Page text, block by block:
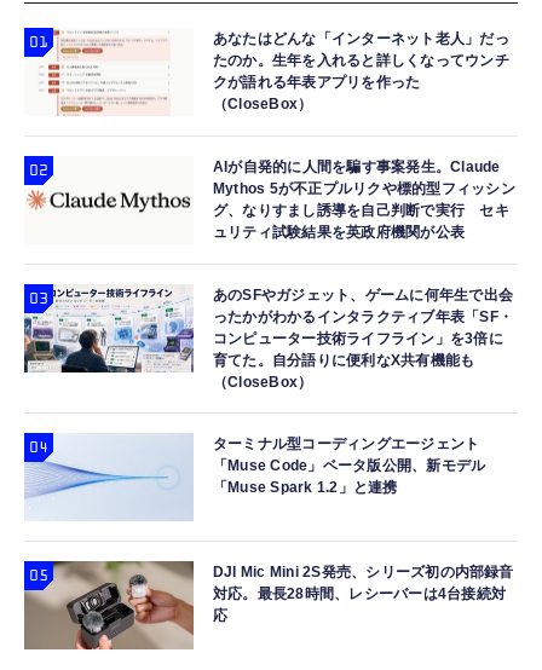
あなたはどんな「インターネット老人」だっ
たのか。生年を入れると詳しくなってウンチ
クが語れる年表アプリを作った
（CloseBox）
AIが自発的に人間を騙す事案発生。Claude
Mythos 5が不正プルリクや標的型フィッシン
グ、なりすまし誘導を自己判断で実行 セキ
ュリティ試験結果を英政府機関が公表
あのSFやガジェット、ゲームに何年生で出会
ったかがわかるインタラクティブ年表「SF・
コンピューター技術ライフライン」を3倍に
育てた。自分語りに便利なX共有機能も
（CloseBox）
ターミナル型コーディングエージェント
「Muse Code」ベータ版公開、新モデル
「Muse Spark 1.2」と連携
DJI Mic Mini 2S発売、シリーズ初の内部録音
対応。最長28時間、レシーバーは4台接続対
応